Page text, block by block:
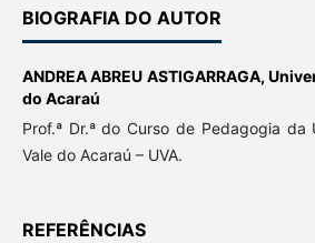
BIOGRAFIA DO AUTOR
ANDREA ABREU ASTIGARRAGA,
do Acaraú
Prof.ª Dr.ª do Curso de Pedagogia da
Vale do Acaraú – UVA.
REFERÊNCIAS